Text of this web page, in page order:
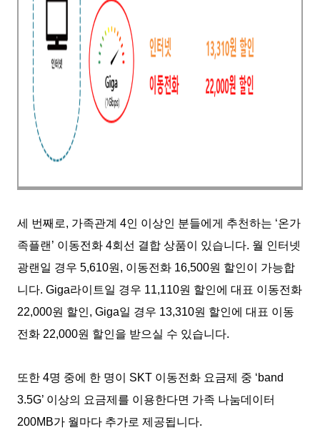
세 번째로, 가족관계 4인 이상인 분들에게 추천하는 ‘온가
족플랜’ 이동전화 4회선 결합 상품이 있습니다. 월 인터넷
광랜일 경우 5,610원, 이동전화 16,500원 할인이 가능합
니다. Giga라이트일 경우 11,110원 할인에 대표 이동전화
22,000원 할인, Giga일 경우 13,310원 할인에 대표 이동
전화 22,000원 할인을 받으실 수 있습니다.
또한 4명 중에 한 명이 SKT 이동전화 요금제 중 ‘band
3.5G’ 이상의 요금제를 이용한다면 가족 나눔데이터
200MB가 월마다 추가로 제공됩니다.